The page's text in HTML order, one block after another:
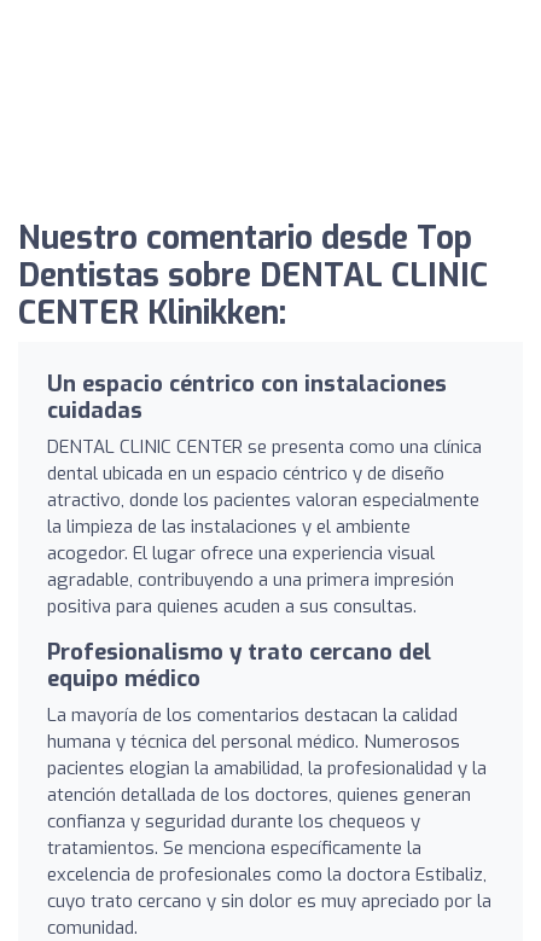
Nuestro comentario desde Top
Dentistas sobre DENTAL CLINIC
CENTER Klinikken:
Un espacio céntrico con instalaciones
cuidadas
DENTAL CLINIC CENTER se presenta como una clínica
dental ubicada en un espacio céntrico y de diseño
atractivo, donde los pacientes valoran especialmente
la limpieza de las instalaciones y el ambiente
acogedor. El lugar ofrece una experiencia visual
agradable, contribuyendo a una primera impresión
positiva para quienes acuden a sus consultas.
Profesionalismo y trato cercano del
equipo médico
La mayoría de los comentarios destacan la calidad
humana y técnica del personal médico. Numerosos
pacientes elogian la amabilidad, la profesionalidad y la
atención detallada de los doctores, quienes generan
confianza y seguridad durante los chequeos y
tratamientos. Se menciona específicamente la
excelencia de profesionales como la doctora Estibaliz,
cuyo trato cercano y sin dolor es muy apreciado por la
comunidad.